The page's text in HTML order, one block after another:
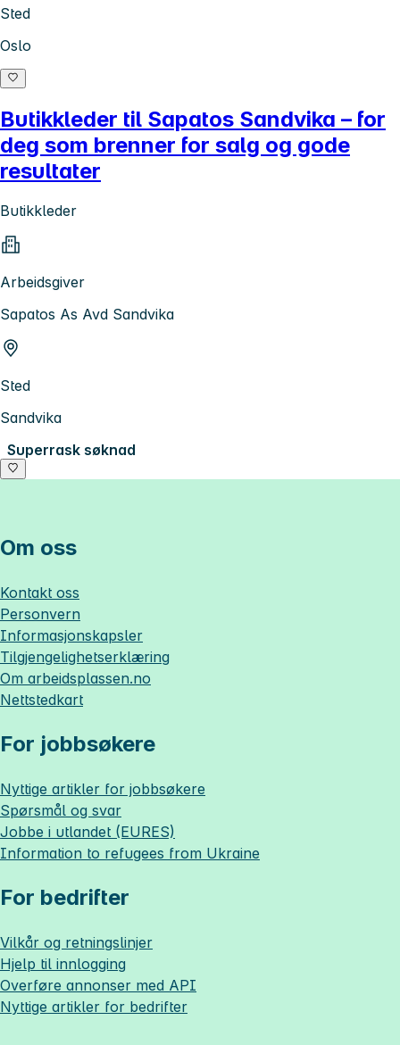
Sted
Oslo
Butikkleder til Sapatos Sandvika – for
deg som brenner for salg og gode
resultater
Butikkleder
Arbeidsgiver
Sapatos As Avd Sandvika
Sted
Sandvika
Superrask søknad
Om oss
Kontakt oss
Personvern
Informasjonskapsler
Tilgjengelighetserklæring
Om arbeidsplassen.no
Nettstedkart
For jobbsøkere
Nyttige artikler for jobbsøkere
Spørsmål og svar
Jobbe i utlandet (EURES)
Information to refugees from Ukraine
For bedrifter
Vilkår og retningslinjer
Hjelp til innlogging
Overføre annonser med API
Nyttige artikler for bedrifter